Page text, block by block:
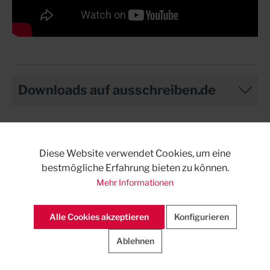
Downloads auf ausschreiben.de
Diese Website verwendet Cookies, um eine
bestmögliche Erfahrung bieten zu können.
Mehr Informationen
Alle Cookies akzeptieren Konfigurieren
Ablehnen